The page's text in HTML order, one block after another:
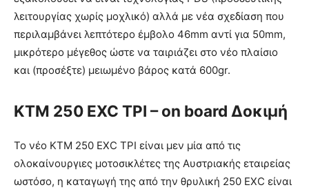
λειτουργίας χωρίς μοχλικό) αλλά με νέα σχεδίαση που
περιλαμβάνει λεπτότερο έμβολο 46mm αντί για 50mm,
μικρότερο μέγεθος ώστε να ταιριάζει στο νέο πλαίσιο
και (προσέξτε) μειωμένο βάρος κατά 600gr.
KTM 250 EXC TPI – on board Δοκιμή
Το νέο KTM 250 EXC TPI είναι μεν μία από τις
ολοκαίνουργιες μοτοσικλέτες της Αυστριακής εταιρείας
ωστόσο, η καταγωγή της από την θρυλική 250 EXC είναι